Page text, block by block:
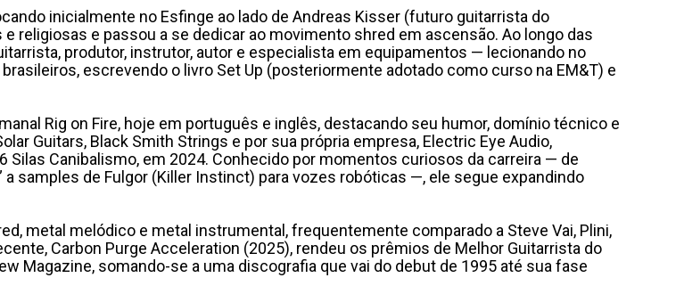
inicialmente no Esfinge ao lado de Andreas Kisser (futuro guitarrista do
religiosas e passou a se dedicar ao movimento shred em ascensão. Ao longo das
produtor, instrutor, autor e especialista em equipamentos — lecionando no
escrevendo o livro Set Up (posteriormente adotado como curso na EM&T) e
Rig on Fire, hoje em português e inglês, destacando seu humor, domínio técnico e
Guitars, Black Smith Strings e por sua própria empresa, Electric Eye Audio,
Silas Canibalismo, em 2024. Conhecido por momentos curiosos da carreira — de
samples de Fulgor (Killer Instinct) para vozes robóticas —, ele segue expandindo
metal melódico e metal instrumental, frequentemente comparado a Steve Vai, Plini,
Carbon Purge Acceleration (2025), rendeu os prêmios de Melhor Guitarrista do
Magazine, somando-se a uma discografia que vai do debut de 1995 até sua fase